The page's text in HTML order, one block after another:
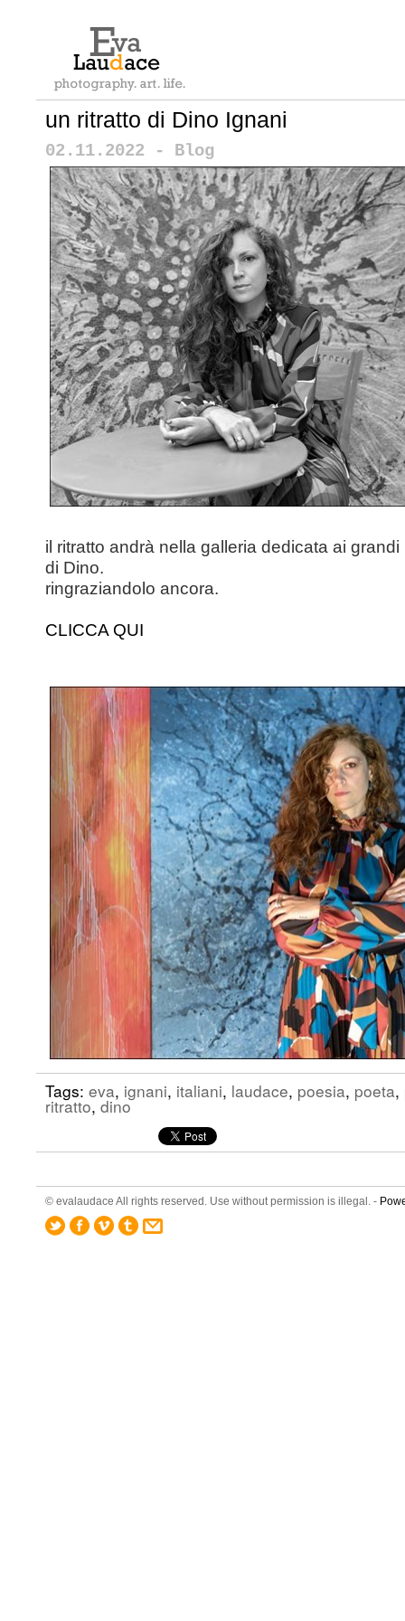
un ritratto di Dino Ignani
02.11.2022 - Blog
il ritratto andrà nella galleria dedicata ai
di Dino.
ringraziandolo ancora.
CLICCA QUI
Tags: eva, ignani, italiani, laudace, poesia, poeta,
ritratto, dino
© evalaudace All rights reserved. Use without permission is illegal. -